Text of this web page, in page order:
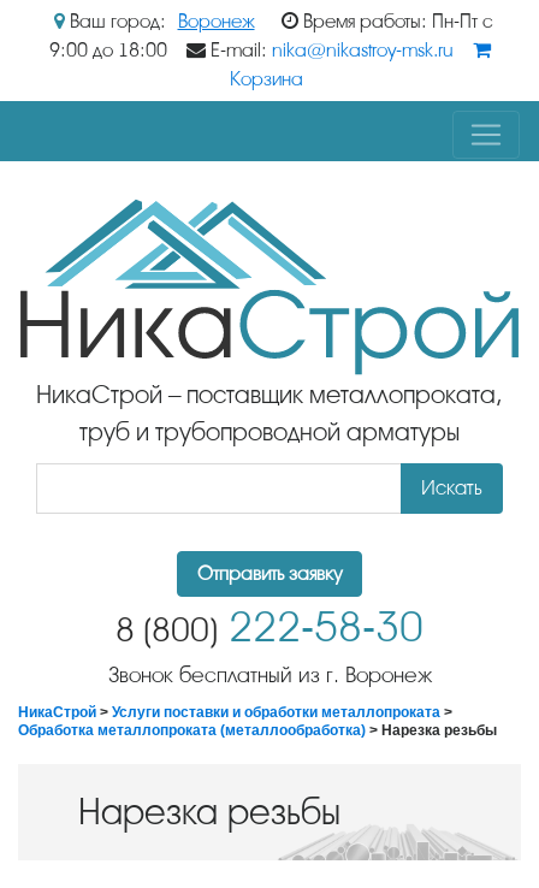
Ваш город: Воронеж
Время работы: Пн-Пт с
9:00 до 18:00
E-mail: nika@nikastroy-msk.ru
Корзина
НикаСтрой – поставщик металлопроката,
труб и трубопроводной арматуры
Искать
Отправить заявку
8 (800) 222-58-30
Звонок бесплатный из г. Воронеж
НикаСтрой > Услуги поставки и обработки металлопроката >
Обработка металлопроката (металлообработка) > Нарезка резьбы
Нарезка резьбы